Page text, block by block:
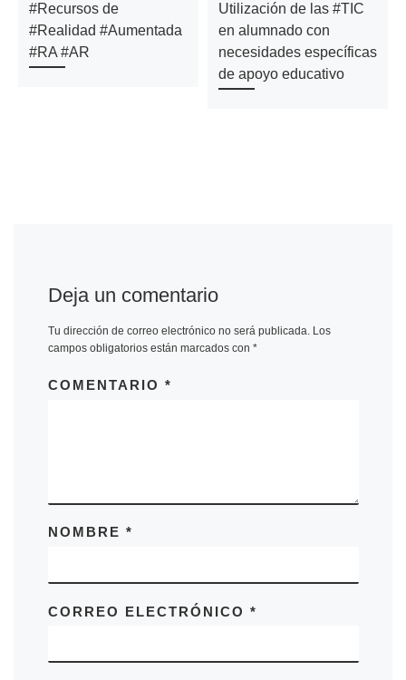
#Recursos de
#Realidad #Aumentada
#RA #AR
Utilización de las #TIC
en alumnado con
necesidades específicas
de apoyo educativo
Deja un comentario
Tu dirección de correo electrónico no será publicada. Los
campos obligatorios están marcados con *
COMENTARIO *
NOMBRE *
CORREO ELECTRÓNICO *